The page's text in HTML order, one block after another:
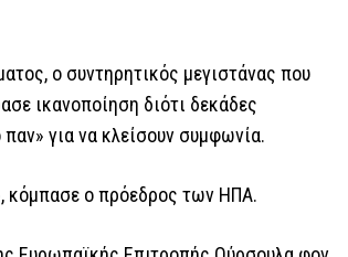
ο συντηρητικός μεγιστάνας που
ικανοποίηση διότι δεκάδες
παν» για να κλείσουν συμφωνία.
κόμπασε ο πρόεδρος των ΗΠΑ.